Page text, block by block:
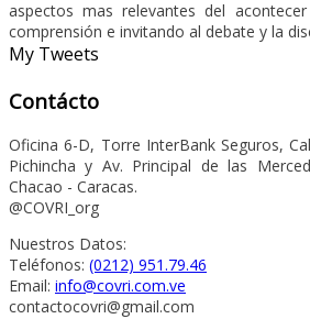
aspectos mas relevantes del
comprensión e invitando al debate y la
My Tweets
Contácto
Oficina 6-D, Torre InterBank Seguros,
Pichincha y Av. Principal de las
Chacao - Caracas.
@COVRI_org
Nuestros Datos:
Teléfonos: (0212) 951.79.46
Email: info@covri.com.ve
contactocovri@gmail.com